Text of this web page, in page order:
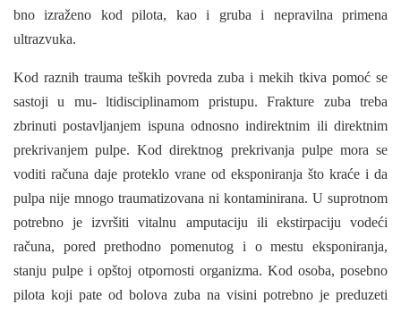
bno izraženo kod pilota, kao i gruba i nepravilna primena
ultrazvuka.
Kod raznih trauma teških povreda zuba i mekih tkiva pomoć se
sastoji u mu- ltidisciplinamom pristupu. Frakture zuba treba
zbrinuti postavljanjem ispuna odno­sno indirektnim ili direktnim
prekrivanjem pulpe. Kod direktnog prekrivanja pulpe mora se
voditi računa daje proteklo vrane od eksponiranja što kraće i da
pulpa nije mnogo traumatizovana ni kontaminirana. U suprotnom
potrebno je izvršiti vitalnu amputaciju ili ekstirpaciju vodeći
računa, pored prethodno pomenutog i o mestu eks­poniranja,
stanju pulpe i opštoj otpornosti organizma. Kod osoba, posebno
pilota ko­ji pate od bolova zuba na visini potrebno je preduzeti